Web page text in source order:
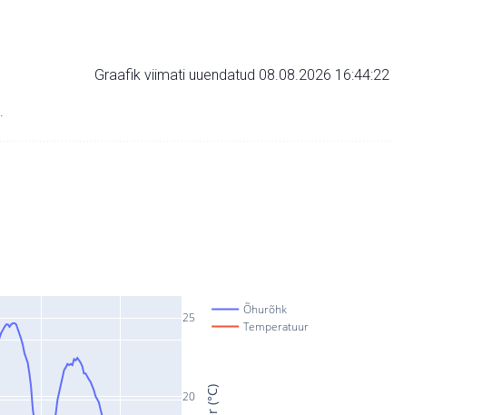
Graafik viimati uuendatud 08.08.2026 16:44:22
20
25
Õhurõhk
Temperatuur